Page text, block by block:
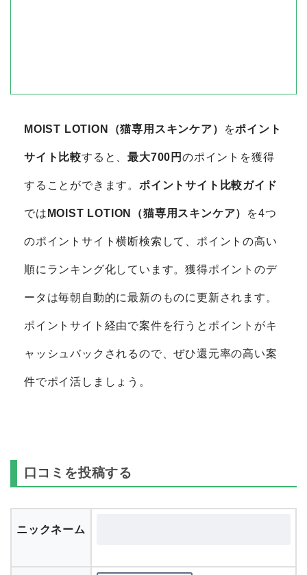
MOIST LOTION（猫専用スキンケア） をポイント
サイト比較すると、最大700円のポイントを獲得
することができます。 ポイントサイト比較ガイド
では MOIST LOTION（猫専用スキンケア） を4つ
のポイントサイト横断検索して、ポイントの高い
順にランキング化しています。獲得ポイントのデ
ータは毎朝自動的に最新のものに更新されます。
ポイントサイト経由で案件を行うとポイントがキ
ャッシュバックされるので、ぜひ還元率の高い案
件でポイ活しましょう。
口コミを投稿する
ニックネーム